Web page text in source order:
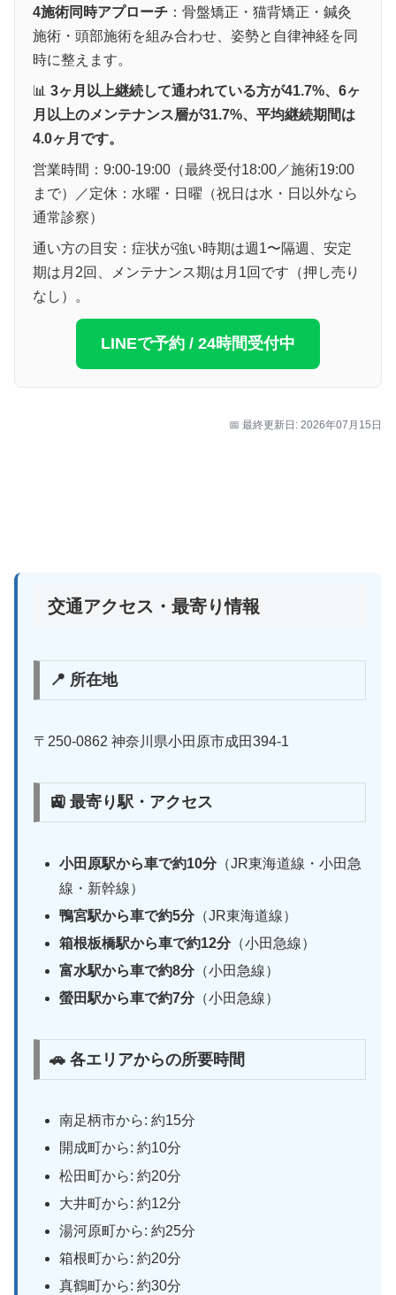
4施術同時アプローチ ：骨盤矯正・猫背矯正・鍼灸
施術・頭部施術を組み合わせ、姿勢と自律神経を同
時に整えます。
📊 3ヶ月以上継続して通われている方が41.7%、6ヶ
月以上のメンテナンス層が31.7%、平均継続期間は
4.0ヶ月です。
営業時間：9:00-19:00（最終受付18:00／施術19:00
まで）／定休：水曜・日曜（祝日は水・日以外なら
通常診察）
通い方の目安：症状が強い時期は週1〜隔週、安定
期は月2回、メンテナンス期は月1回です（押し売り
なし）。
LINEで予約 / 24時間受付中
📅 最終更新日: 2026年07月15日
交通アクセス・最寄り情報
📍 所在地
〒250-0862 神奈川県小田原市成田394-1
🚉 最寄り駅・アクセス
小田原駅から車で約10分（JR東海道線・小田急
線・新幹線）
鴨宮駅から車で約5分（JR東海道線）
箱根板橋駅から車で約12分（小田急線）
富水駅から車で約8分（小田急線）
螢田駅から車で約7分（小田急線）
🚗 各エリアからの所要時間
南足柄市から: 約15分
開成町から: 約10分
松田町から: 約20分
大井町から: 約12分
湯河原町から: 約25分
箱根町から: 約20分
真鶴町から: 約30分